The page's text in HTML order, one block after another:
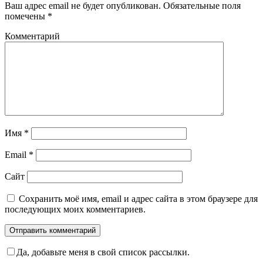
Ваш адрес email не будет опубликован. Обязательные поля
помечены *
Комментарий
Имя *
Email *
Сайт
Сохранить моё имя, email и адрес сайта в этом браузере для
последующих моих комментариев.
Да, добавьте меня в свой список рассылки.